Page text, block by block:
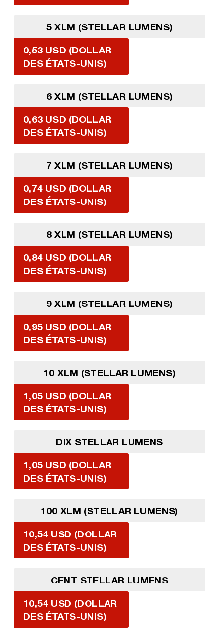
5 XLM (STELLAR LUMENS)
0,53 USD (DOLLAR
DES ÉTATS-UNIS)
6 XLM (STELLAR LUMENS)
0,63 USD (DOLLAR
DES ÉTATS-UNIS)
7 XLM (STELLAR LUMENS)
0,74 USD (DOLLAR
DES ÉTATS-UNIS)
8 XLM (STELLAR LUMENS)
0,84 USD (DOLLAR
DES ÉTATS-UNIS)
9 XLM (STELLAR LUMENS)
0,95 USD (DOLLAR
DES ÉTATS-UNIS)
10 XLM (STELLAR LUMENS)
1,05 USD (DOLLAR
DES ÉTATS-UNIS)
DIX STELLAR LUMENS
1,05 USD (DOLLAR
DES ÉTATS-UNIS)
100 XLM (STELLAR LUMENS)
10,54 USD (DOLLAR
DES ÉTATS-UNIS)
CENT STELLAR LUMENS
10,54 USD (DOLLAR
DES ÉTATS-UNIS)